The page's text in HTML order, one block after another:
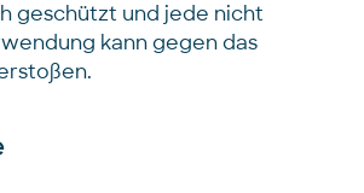
geschützt und jede nicht
kann gegen das